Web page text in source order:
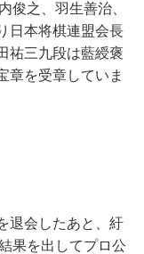
俊之、羽生善治、
日本将棋連盟会長
祐三九段は藍綬褒
章を受章していま
退会したあと、紆
果を出してプロ公